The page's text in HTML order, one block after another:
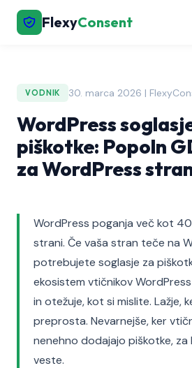
FlexyConsent
VODNIK 30. marca 2026 |
WordPress
piškotke: Popoln
za WordPress
WordPress poganja več kot
strani. Če vaša stran teče na
potrebujete soglasje za
ekosistem vtičnikov
in otežuje, kot si mislite. Lažje,
preprosta. Nevarnejše, ker
nenehno dodajajo piškotke,
veste.